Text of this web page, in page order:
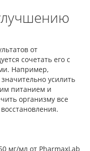
от
сочетать его с
Например,
усилить
питанием и
организму все
мг/мл от PharmaxLab